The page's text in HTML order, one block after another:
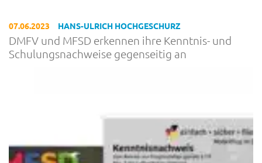
07.06.2023 HANS-ULRICH HOCHGESCHURZ
DMFV und MFSD erkennen ihre Kenntnis- und
Schulungsnachweise gegenseitig an